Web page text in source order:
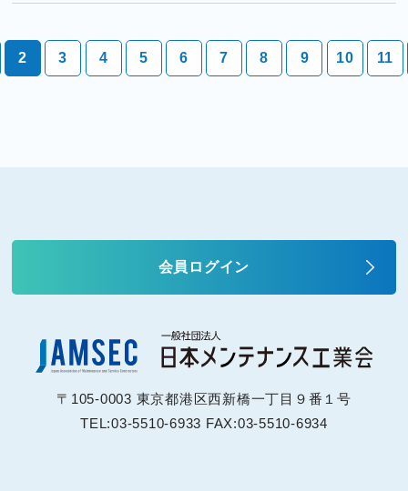
2 3 4 5 6 7 8 9 10 11
会員ログイン
〒105-0003 東京都港区西新橋一丁目９番１号
TEL:03-5510-6933 FAX:03-5510-6934